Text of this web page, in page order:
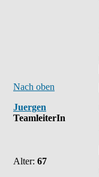
Nach oben
Juergen
TeamleiterIn
Alter: 67